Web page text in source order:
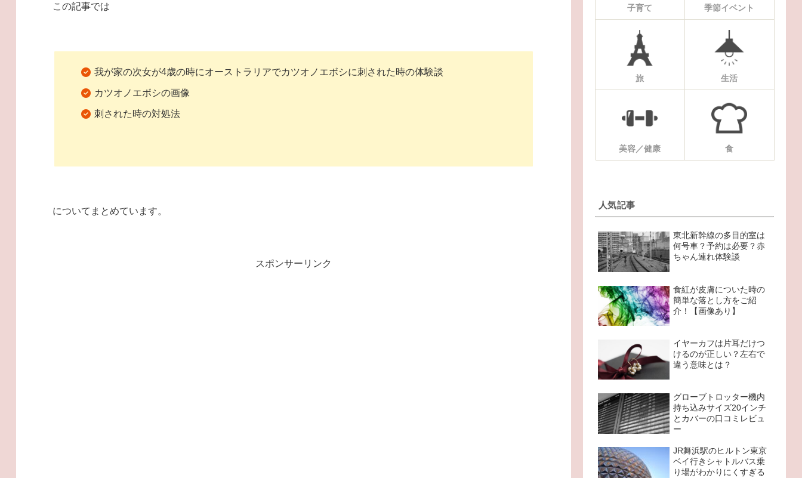
この記事では
我が家の次女が4歳の時にオーストラリアでカツオノエボシに刺された時の体験談
カツオノエボシの画像
刺された時の対処法
についてまとめています。
スポンサーリンク
子育て 季節イベント
旅 生活
美容／健康 食
人気記事
東北新幹線の多目的室は
何号車？予約は必要？赤
ちゃん連れ体験談
食紅が皮膚についた時の
簡単な落とし方をご紹
介！【画像あり】
イヤーカフは片耳だけつ
けるのが正しい？左右で
違う意味とは？
グローブトロッター機内
持ち込みサイズ20インチ
とカバーの口コミレビュ
ー
JR舞浜駅のヒルトン東京
ベイ行きシャトルバス乗
り場がわかりにくすぎる